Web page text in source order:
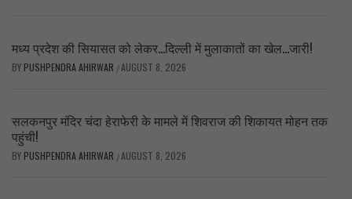
मध्य प्रदेश की सियासत को लेकर…दिल्ली में मुलाकातों का खेल…जारी!
BY PUSHPENDRA AHIRWAR /AUGUST 8, 2026
सलकनपुर मंदिर चंदा हेराफेरी के मामले में शिवराज की शिकायत मोहन तक
पहुंची!
BY PUSHPENDRA AHIRWAR /AUGUST 8, 2026